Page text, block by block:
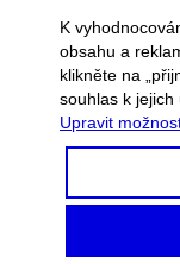
K
obsahu a
klikněte na
souhlas k jejich
Upravit